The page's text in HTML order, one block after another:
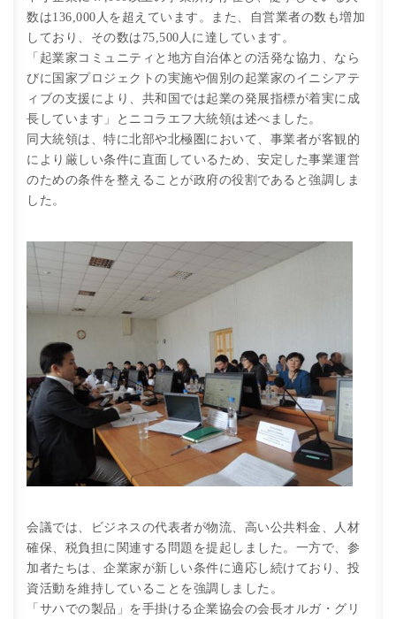
数は136,000人を超えています。また、自営業者の数も増加
しており、その数は75,500人に達しています。
「起業家コミュニティと地方自治体との活発な協力、なら
びに国家プロジェクトの実施や個別の起業家のイニシアテ
ィブの支援により、共和国では起業の発展指標が着実に成
長しています」とニコラエフ大統領は述べました。
同大統領は、特に北部や北極圏において、事業者が客観的
により厳しい条件に直面しているため、安定した事業運営
のための条件を整えることが政府の役割であると強調しま
した。
会議では、ビジネスの代表者が物流、高い公共料金、人材
確保、税負担に関連する問題を提起しました。一方で、参
加者たちは、企業家が新しい条件に適応し続けており、投
資活動を維持していることを強調しました。
「サハでの製品」を手掛ける企業協会の会長オルガ・グリ